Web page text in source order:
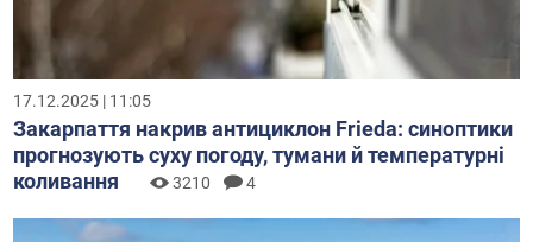
17.12.2025 | 11:05
Закарпаття накрив антициклон Frieda: синоптики
прогнозують суху погоду, тумани й температурні
коливання
3210 4